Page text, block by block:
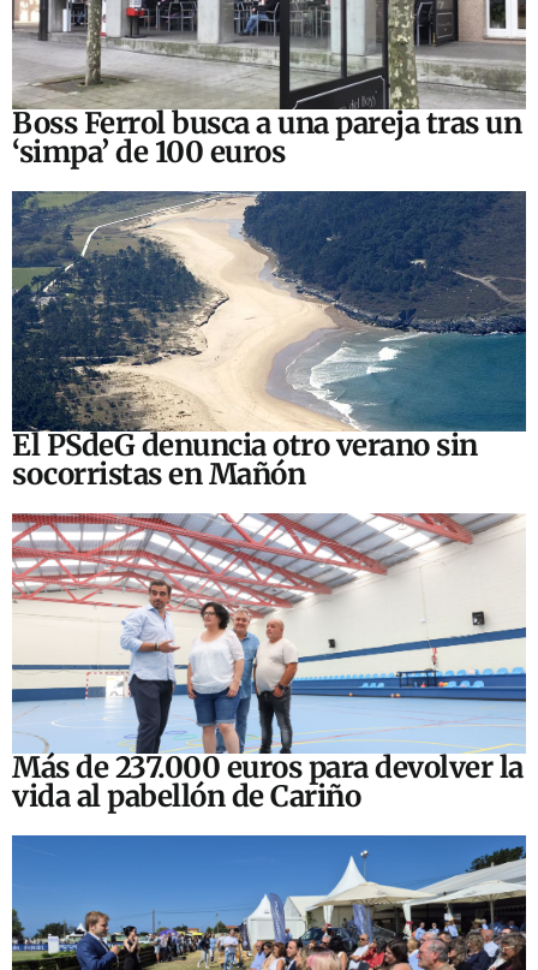
Boss Ferrol busca a una pareja tras un
‘simpa’ de 100 euros
El PSdeG denuncia otro verano sin
socorristas en Mañón
Más de 237.000 euros para devolver la
vida al pabellón de Cariño